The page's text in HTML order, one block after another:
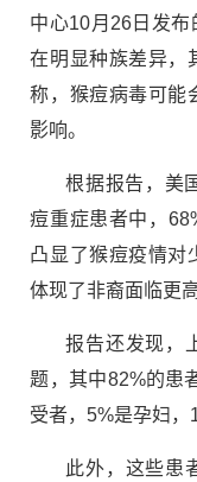
中心10月26日发
在明显种族差异，
称，猴痘病毒可能
影响。
根据报告，美
痘重症患者中，
凸显了猴痘疫情对
体现了非裔面临更
报告还发现，
题，其中82%的患
受者，5%是孕妇，
此外，这些患